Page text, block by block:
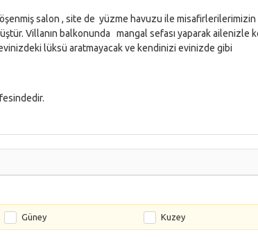
salon , site de yüzme havuzu ile misafirlerilerimizin
Villanın balkonunda mangal sefası yaparak ailenizle
lüksü aratmayacak ve kendinizi evinizde gibi
Güney Kuzey